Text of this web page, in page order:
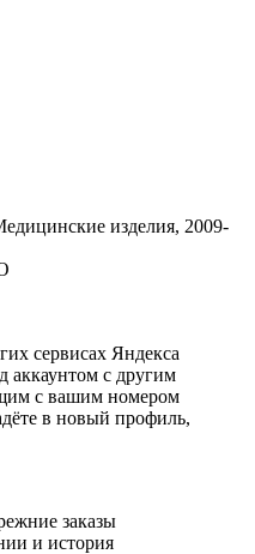
изделия, 2009-
сервисах Яндекса
аккаунтом с другим
с вашим номером
в новый профиль,
заказы
и история